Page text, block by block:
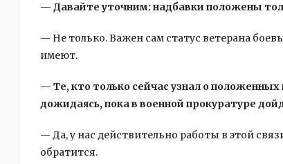
— Давайте уточним: надбавки положены
— Не только. Важен сам статус ветерана
имеют.
— Те, кто только сейчас узнал о
дожидаясь, пока в военной прокуратуре
— Да, у нас действительно работы в этой
обратится.